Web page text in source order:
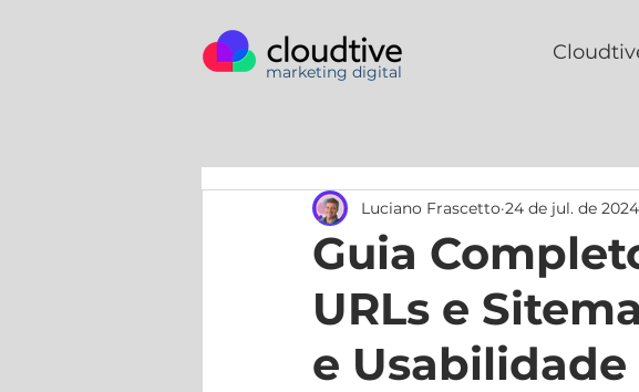
marketing digital
Guia
URLs e
e Usabilidade
Luciano Frascetto 24 de jul. de 2024